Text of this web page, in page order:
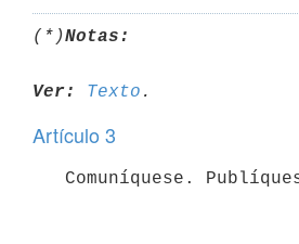
(*)Notas:
Ver: Texto
Artículo 3